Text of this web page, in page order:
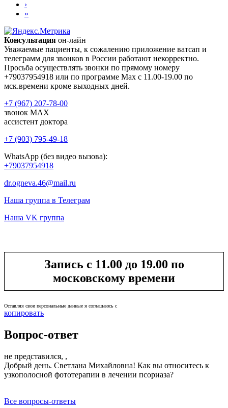
›
»
Консультация он-лайн
Уважаемые пациенты, к сожалению приложение ватсап и
телеграмм для звонков в России работают некорректно.
Просьба осуществлять звонки по прямому номеру
+79037954918 или по программе Max с 11.00-19.00 по
мск.времени кроме выходных дней.
+7 (967) 207-78-00
звонок MAX
ассистент доктора
+7 (903) 795-49-18
WhatsApp (без видео вызова):
+79037954918
dr.ogneva.46@mail.ru
Наша группа в Телеграм
Наша VK группа
Запись с 11.00 до 19.00 по
московскому времени
Оставляя свои персональные данные я соглашаюсь с
копировать
Вопрос-ответ
не представился, ,
Добрый день. Светлана Михайловна! Как вы относитесь к
узкополосной фототерапии в лечении псориаза?
Все вопросы-ответы